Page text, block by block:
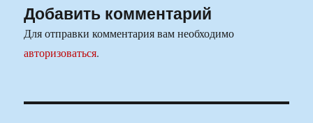
Добавить комментарий
Для отправки комментария вам необходимо
авторизоваться.